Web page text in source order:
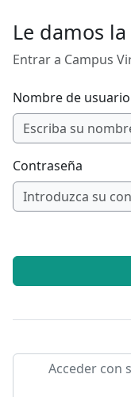
Le damos
Entrar a Campus
Nombre de usuario
Contraseña
Acceder con